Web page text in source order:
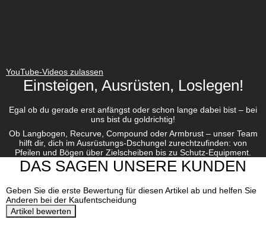
YouTube-Videos zulassen
Einsteigen, Ausrüsten, Loslegen!
Egal ob du gerade erst anfängst oder schon lange dabei bist – bei
uns bist du goldrichtig!
Ob Langbogen, Recurve, Compound oder Armbrust – unser Team
hilft dir, dich im Ausrüstungs-Dschungel zurechtzufinden: von
Pfeilen und Bögen über Zielscheiben bis zu Schutz-Equipment.
DAS SAGEN UNSERE KUNDEN
Geben Sie die erste Bewertung für diesen Artikel ab und helfen Sie
Anderen bei der Kaufentscheidung
Artikel bewerten